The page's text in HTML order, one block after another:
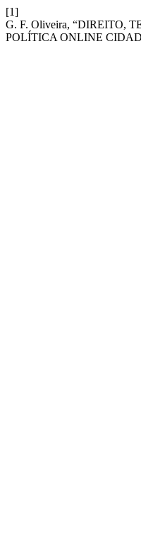
[1]
G. F. Oliveira, “DIREITO,
POLÍTICA ONLINE